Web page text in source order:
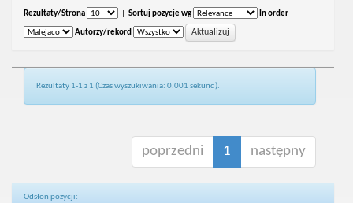
Rezultaty/Strona Sortuj pozycje wg In order
Autorzy/rekord
Rezultaty 1-1 z 1 (Czas wyszukiwania: 0.001 sekund).
poprzedni 1 następny
Odsłon pozycji: